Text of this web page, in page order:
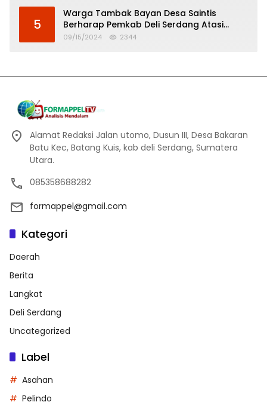
5
Warga Tambak Bayan Desa Saintis
Berharap Pemkab Deli Serdang Atasi
Banjir
09/15/2024 2344
Alamat Redaksi Jalan utomo, Dusun III, Desa Bakaran
Batu Kec, Batang Kuis, kab deli Serdang, Sumatera
Utara.
085358688282
formappel@gmail.com
Kategori
Daerah
Berita
Langkat
Deli Serdang
Uncategorized
Label
Asahan
Pelindo